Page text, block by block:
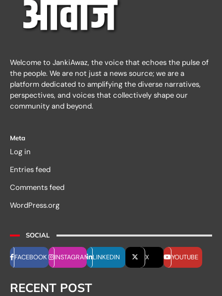
Welcome to JankiAwaz, the voice that echoes the pulse of
the people. We are not just a news source; we are a
platform dedicated to amplifying the diverse narratives,
perspectives, and voices that collectively shape our
community and beyond.
Meta
Log in
Entries feed
Comments feed
WordPress.org
SOCIAL
FACEBOOK INSTAGRAM LINKEDIN X YOUTUBE
RECENT POST